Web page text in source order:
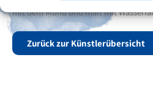
mit dem Mund und malt mit
Zurück zur Künstlerübersicht